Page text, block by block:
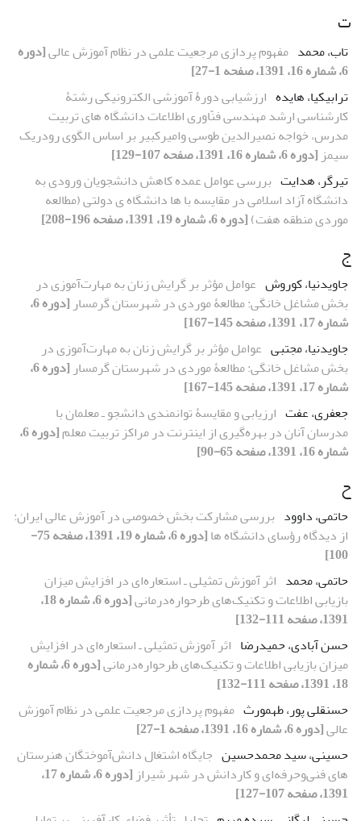
ت
تاب، محمد مفهوم پردازی مرجعیت علمی در نظام آموزش عالی[دوره
6، شماره 16، 1391، صفحه 1-27]
ترابیکیا، هایده ارزشیابی دورۀ آموزشی الکترونیکی رشتۀ
کارشناسی ارشد مهندسی فنّاوری اطلاعات دانشگاه‏ های تربیت
مدرس، خواجه نصیرالدین طوسی وامیرکبیر بر اساس الگوی رودریک
سیمز [دوره 6، شماره 16، 1391، صفحه 107-129]
تیرگر، هدایت بررسی عوامل عمده کاهش دانشجویان ورودی به
دانشگاه آزاد اسلامی در مقایسه با ها دانشگاه ی دولتی (مطالعه
موردی منطقه هفت)[دوره 6، شماره 19، 1391، صفحه 196-208]
ج
جاویدنیا، کوروش عوامل مؤثر بر گرایش زنان به مهارت‌آموزی در
بخش مشاغل خانگی: مطالعۀ موردی در شهرستان گرمسار
[دوره 6،
شماره 17، 1391، صفحه 145-167]
جاویدنیا، مجتبی عوامل مؤثر بر گرایش زنان به مهارت‌آموزی در
بخش مشاغل خانگی: مطالعۀ موردی در شهرستان گرمسار
[دوره 6،
شماره 17، 1391، صفحه 145-167]
جعفری، عفت ارزیابی و مقایسۀ توانمندی دانشجو ـ معلمان با
مدرسان آنان در بهره‌گیری از اینترنت در مراکز تربیت معلم
[دوره 6،
شماره 16، 1391، صفحه 65-90]
ح
حاتمی، داوود بررسی مشارکت بخش خصوصی در آموزش عالی ایران:
از دیدگاه رؤسای دانشگاه ها
[دوره 6، شماره 19، 1391، صفحه 75-
100]
حاتمی، محمد اثر آموزش تمثیلی ـ استعاره‌ای در افزایش میزان
بازیابی اطلاعات و تکنیک‌های طرحواره‌درمانی
[دوره 6، شماره 18،
1391، صفحه 111-132]
حسن آبادی، حمیدرضا اثر آموزش تمثیلی ـ استعاره‌ای در افزایش
میزان بازیابی اطلاعات و تکنیک‌های طرحواره‌درمانی
[دوره 6، شماره
18، 1391، صفحه 111-132]
حسنقلی پور، طهمورث مفهوم پردازی مرجعیت علمی در نظام آموزش
عالی[دوره 6، شماره 16، 1391، صفحه 1-27]
حسینی، سید محمدحسین جایگاه اشتغال دانش‌آموختگان هنرستان‏
های فنی‌وحرفه‌ای و کاردانش در شهر شیراز
[دوره 6، شماره 17،
1391، صفحه 107-127]